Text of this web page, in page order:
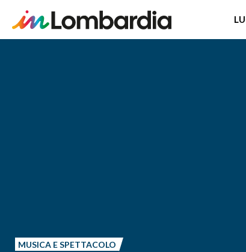
MUSICA E SPETTACOLO